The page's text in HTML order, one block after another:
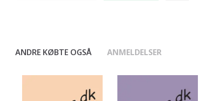
ANDRE KØBTE OGSÅ ANMELDELSER